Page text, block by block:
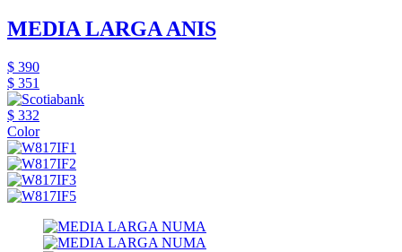
MEDIA LARGA ANIS
$ 390
$ 351
$ 332
Color